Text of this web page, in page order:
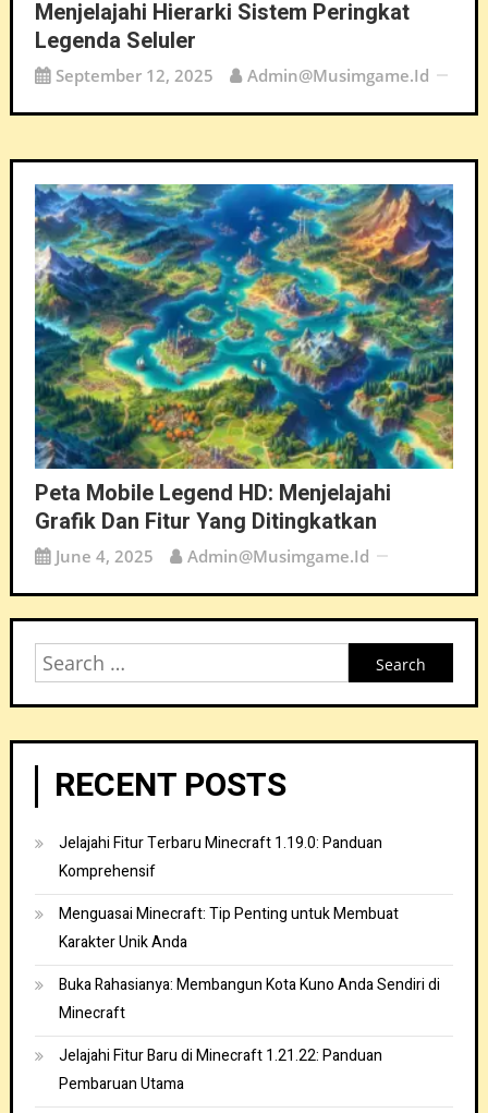
Menjelajahi Hierarki Sistem Peringkat
Legenda Seluler
September 12, 2025 Admin@musimgame.id
Peta Mobile Legend HD: Menjelajahi
Grafik Dan Fitur Yang Ditingkatkan
June 4, 2025 Admin@musimgame.id
Search
RECENT POSTS
Jelajahi Fitur Terbaru Minecraft 1.19.0: Panduan
Komprehensif
Menguasai Minecraft: Tip Penting untuk Membuat
Karakter Unik Anda
Buka Rahasianya: Membangun Kota Kuno Anda Sendiri di
Minecraft
Jelajahi Fitur Baru di Minecraft 1.21.22: Panduan
Pembaruan Utama